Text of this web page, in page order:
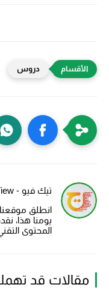
دروس
تيك فيو - Tech View
يومنا هذا،
المحتوى
مقالات قد